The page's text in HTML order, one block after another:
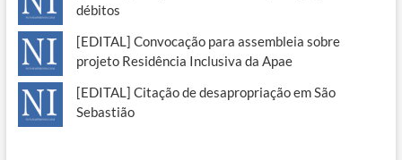
débitos
[EDITAL] Convocação para assembleia sobre
projeto Residência Inclusiva da Apae
[EDITAL] Citação de desapropriação em São
Sebastião